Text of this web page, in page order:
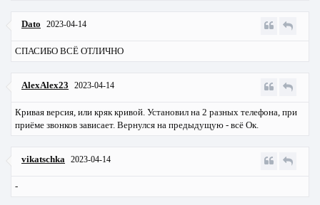
Dato 2023-04-14
СПАСИБО ВСЁ ОТЛИЧНО
AlexAlex23 2023-04-14
Кривая версия, или кряк кривой. Установил на 2 разных телефона, при
приёме звонков зависает. Вернулся на предыдущую - всё Ок.
vikatschka 2023-04-14
-